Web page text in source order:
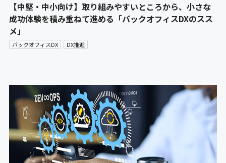
【中堅・中小向け】取り組みやすいところから、小さな
成功体験を積み重ねて進める「バックオフィスDXのスス
メ」
バックオフィスDX DX推進